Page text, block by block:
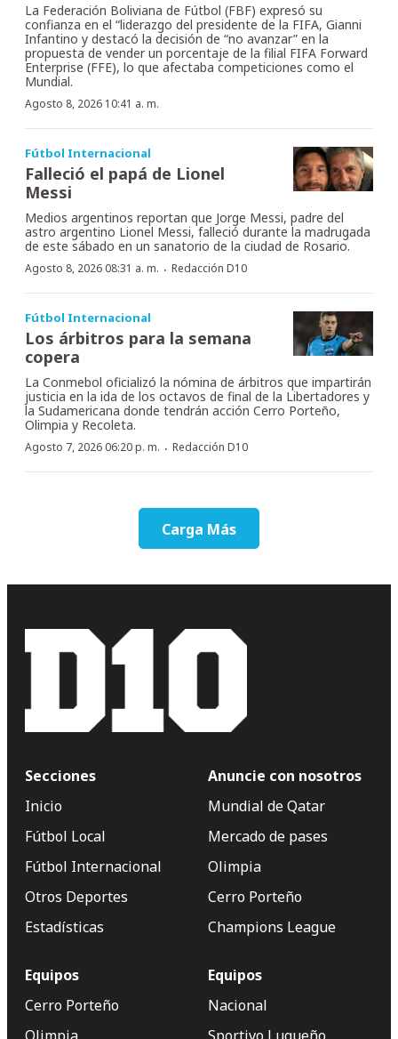
La Federación Boliviana de Fútbol (FBF) expresó su
confianza en el “liderazgo del presidente de la FIFA, Gianni
Infantino y destacó la decisión de “no avanzar” en la
propuesta de vender un porcentaje de la filial FIFA Forward
Enterprise (FFE), lo que afectaba competiciones como el
Mundial.
Agosto 8, 2026 10:41 a. m.
Fútbol Internacional
Falleció el papá de Lionel
Messi
Medios argentinos reportan que Jorge Messi, padre del
astro argentino Lionel Messi, falleció durante la madrugada
de este sábado en un sanatorio de la ciudad de Rosario.
Agosto 8, 2026 08:31 a. m. · Redacción D10
Fútbol Internacional
Los árbitros para la semana
copera
La Conmebol oficializó la nómina de árbitros que impartirán
justicia en la ida de los octavos de final de la Libertadores y
la Sudamericana donde tendrán acción Cerro Porteño,
Olimpia y Recoleta.
Agosto 7, 2026 06:20 p. m. · Redacción D10
Carga Más
Secciones
Inicio
Fútbol Local
Fútbol Internacional
Otros Deportes
Estadísticas
Anuncie con nosotros
Mundial de Qatar
Mercado de pases
Olimpia
Cerro Porteño
Champions League
Equipos
Cerro Porteño
Equipos
Nacional